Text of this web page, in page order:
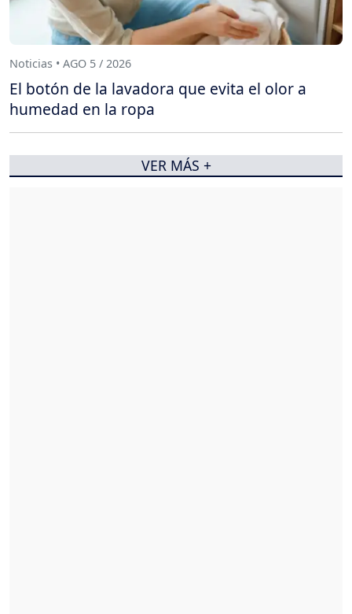
Noticias • AGO 5 / 2026
El botón de la lavadora que evita el olor a
humedad en la ropa
VER MÁS +